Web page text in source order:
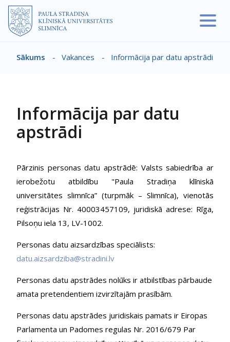
Pārlekt uz galveno saturu
Sākums - Vakances - Informācija par datu apstrādi
Informācija par datu
apstrādi
Pārzinis personas datu apstrādē: Valsts sabiedrība ar
ierobežotu atbildību "Paula Stradiņa klīniskā
universitātes slimnīca” (turpmāk – Slimnīca), vienotās
reģistrācijas Nr. 40003457109, juridiskā adrese: Rīga,
Pilsoņu iela 13, LV-1002.
Personas datu aizsardzības speciālists:
datu.aizsardziba@stradini.lv
Personas datu apstrādes nolūks ir atbilstības pārbaude
amata pretendentiem izvirzītajām prasībām.
Personas datu apstrādes juridiskais pamats ir Eiropas
Parlamenta un Padomes regulas Nr. 2016/679 Par